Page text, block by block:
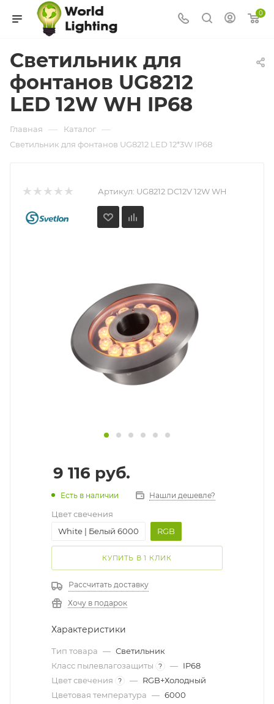
0
Светильник для
фонтанов UG8212
LED 12W WH IP68
Главная — Каталог —
Светильник для фонтанов UG8212 LED 12*3W IP68
Артикул: UG8212 DC12V 12W WH
9 116 руб.
Есть в наличии Нашли дешевле?
Цвет свечения
White | Белый 6000
RGB
КУПИТЬ В 1 КЛИК
Рассчитать доставку
Хочу в подарок
Характеристики
Тип товара — Светильник
Класс пылевлагозащиты
? — IP68
Цвет свечения
? — RGB+Холодный
Цветовая температура — 6000